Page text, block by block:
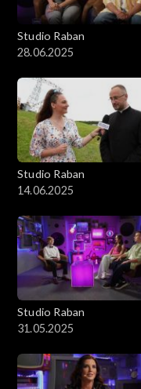
Studio Raban
28.06.2025
Studio Raban
14.06.2025
Studio Raban
31.05.2025